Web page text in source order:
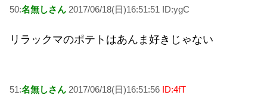
50:名無しさん 2017/06/18(日)16:51:51 ID:ygC
リラックマのポテトはあんま好きじゃない
51:名無しさん 2017/06/18(日)16:51:56 ID:4fT